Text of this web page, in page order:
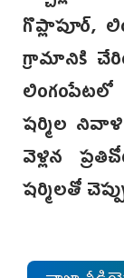
గొప్లాపూర్,
గ్రామానికి
షర్మిల
వెళ్లిన
షర్మిలతో